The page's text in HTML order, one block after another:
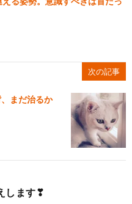
次の記事
まだ治るか
します❣